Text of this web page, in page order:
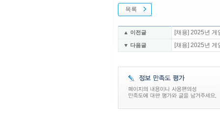
목록
▲ 이전글 [채용] 2025년
▼ 다음글 [채용] 2025년